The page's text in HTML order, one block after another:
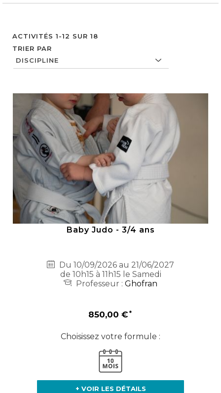
ACTIVITÉS 1-12 SUR 18
TRIER PAR
Baby Judo - 3/4 ans
Du 10/09/2026 au 21/06/2027
de 10h15 à 11h15 le Samedi
Professeur : Ghofran
850,00 €
Choisissez votre formule :
+ VOIR LES DÉTAILS